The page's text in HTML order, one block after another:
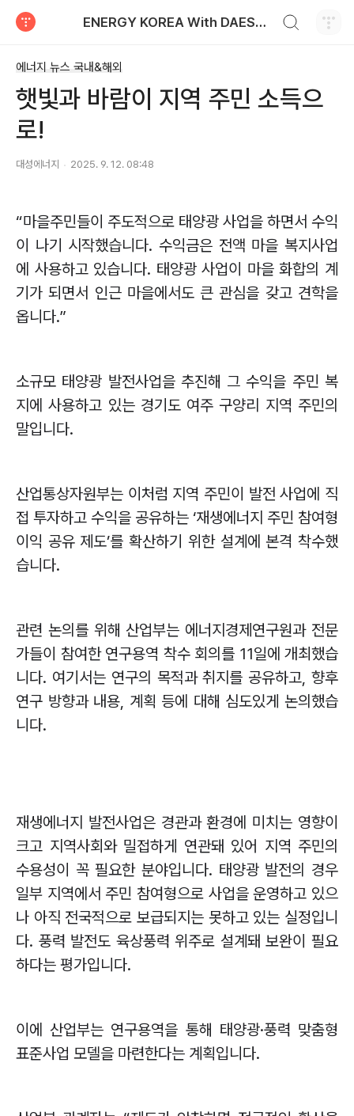
ENERGY KOREA With DAESUNG ENERGY
에너지 뉴스 국내&해외
햇빛과 바람이 지역 주민 소득으
로!
대성에너지 2025. 9. 12. 08:48
“마을주민들이 주도적으로 태양광 사업을 하면서 수익
이 나기 시작했습니다. 수익금은 전액 마을 복지사업
에 사용하고 있습니다. 태양광 사업이 마을 화합의 계
기가 되면서 인근 마을에서도 큰 관심을 갖고 견학을
옵니다.”
소규모 태양광 발전사업을 추진해 그 수익을 주민 복
지에 사용하고 있는 경기도 여주 구양리 지역 주민의
말입니다.
산업통상자원부는 이처럼 지역 주민이 발전 사업에 직
접 투자하고 수익을 공유하는 ‘재생에너지 주민 참여형
이익 공유 제도’를 확산하기 위한 설계에 본격 착수했
습니다.
관련 논의를 위해 산업부는 에너지경제연구원과 전문
가들이 참여한 연구용역 착수 회의를 11일에 개최했습
니다. 여기서는 연구의 목적과 취지를 공유하고, 향후
연구 방향과 내용, 계획 등에 대해 심도있게 논의했습
니다.
재생에너지 발전사업은 경관과 환경에 미치는 영향이
크고 지역사회와 밀접하게 연관돼 있어 지역 주민의
수용성이 꼭 필요한 분야입니다. 태양광 발전의 경우
일부 지역에서 주민 참여형으로 사업을 운영하고 있으
나 아직 전국적으로 보급되지는 못하고 있는 실정입니
다. 풍력 발전도 육상풍력 위주로 설계돼 보완이 필요
하다는 평가입니다.
이에 산업부는 연구용역을 통해 태양광·풍력 맞춤형
표준사업 모델을 마련한다는 계획입니다.